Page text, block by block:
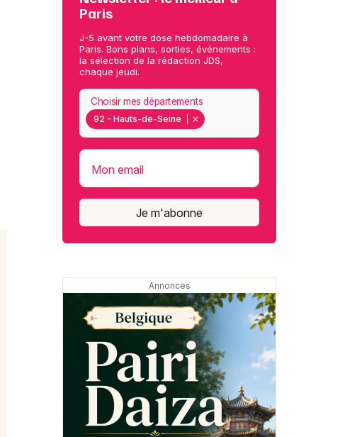
Paris
J-5 avant votre dose hebdomadaire à
Paris. Bons plans, sorties, événements :
la sélection de la rédaction JDS,
chaque jeudi.
92 - Hauts-de-Seine
Choisir mes départements
Mon email
Je m'abonne